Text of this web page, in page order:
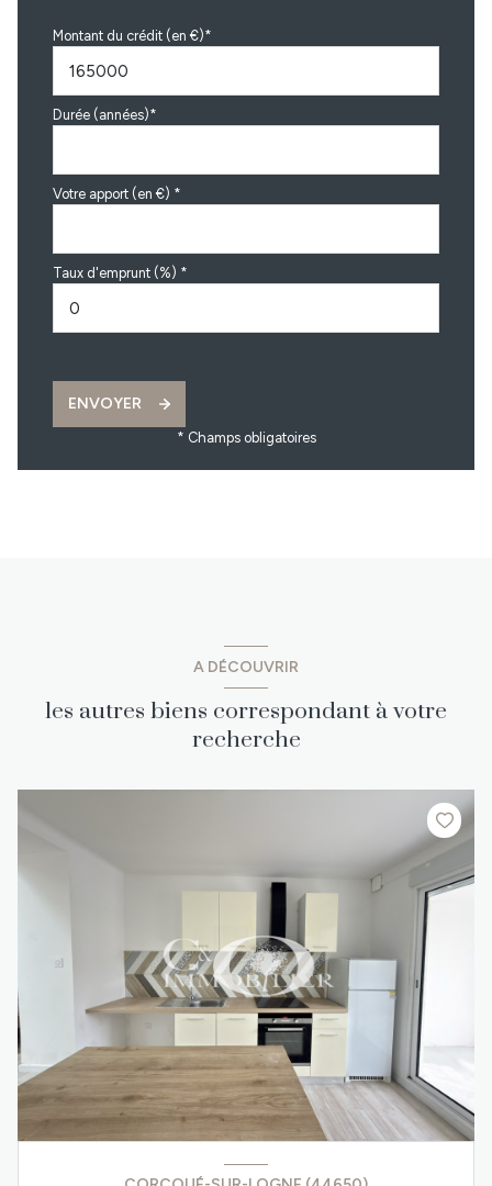
Montant du crédit (en €)*
Durée (années)*
Votre apport (en €) *
Taux d'emprunt (%) *
ENVOYER
* Champs obligatoires
A DÉCOUVRIR
les autres biens correspondant à votre
recherche